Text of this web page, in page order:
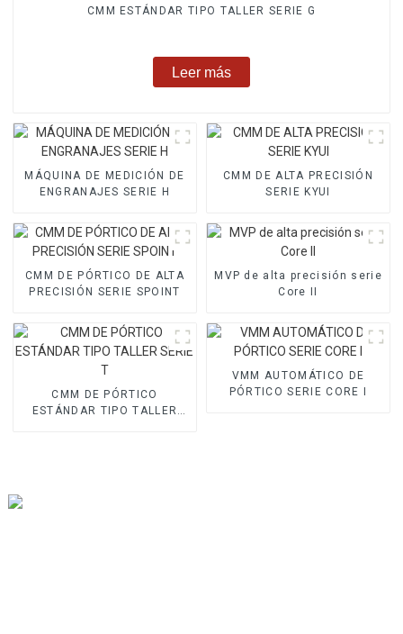
CMM ESTÁNDAR TIPO TALLER SERIE G
Leer más
MÁQUINA DE MEDICIÓN DE
ENGRANAJES SERIE H
CMM DE ALTA PRECISIÓN
SERIE KYUI
CMM DE PÓRTICO DE ALTA
PRECISIÓN SERIE SPOINT
MVP de alta precisión serie
Core II
CMM DE PÓRTICO
ESTÁNDAR TIPO TALLER
VMM AUTOMÁTICO DE
PÓRTICO SERIE CORE I